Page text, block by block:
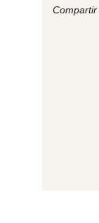
Compartir